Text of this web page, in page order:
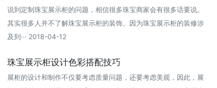
说到定制珠宝展示柜的问题，相信很多珠宝商家会有很多话要说。
其实很多人并不了解珠宝展示柜的装饰。因为珠宝展示柜的装修涉
及到··· 2018-04-12
珠宝展示柜设计色彩搭配技巧
展柜的设计和制作不仅要考虑质量问题，还要考虑美观，因此，展